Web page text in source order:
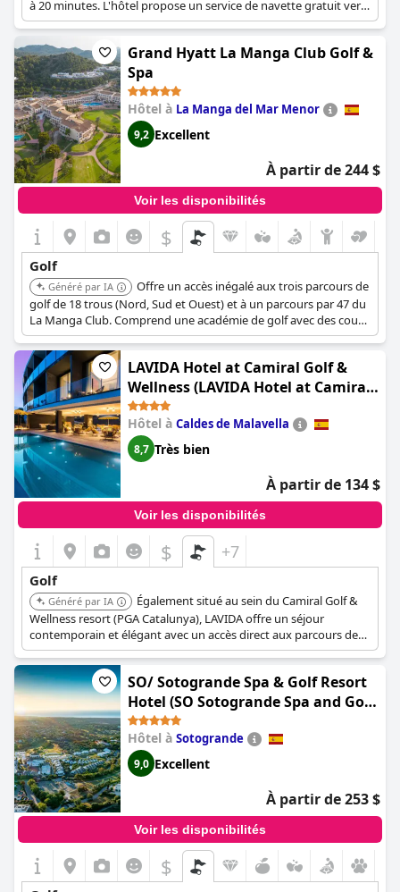
à 20 minutes. L'hôtel propose un service de navette gratuit vers
le parcours de golf, ainsi qu'un Pro Shop, un practice et un
putting green.
Grand Hyatt La Manga Club Golf &
Spa
Hôtel à La Manga del Mar Menor
9,2 Excellent
À partir de 244 $
Voir les disponibilités
$
Golf
Généré par IA
Offre un accès inégalé aux trois parcours de
golf de 18 trous (Nord, Sud et Ouest) et à un parcours par 47 du
La Manga Club. Comprend une académie de golf avec des cours
collectifs et privés, ce qui le rend idéal pour tous les niveaux. Le
complexe propose également des hébergements luxueux et
diverses options de restauration.LAVIDA Hotel at Camiral Golf &
Wellness (LAVIDA Hotel at Camiral,
a Quinta do Lago Resort)
Hôtel à Caldes de Malavella
8,7 Très bien
À partir de 134 $
Voir les disponibilités
$ +7
Golf
Généré par IA
Également situé au sein du Camiral Golf &
Wellness resort (PGA Catalunya), LAVIDA offre un séjour
contemporain et élégant avec un accès direct aux parcours de
golf réputés. Les clients peuvent profiter d'équipements
modernes et d'un accent sur la vie active, améliorant ainsi leur
expérience de golf.SO/ Sotogrande Spa & Golf Resort
Hotel (SO Sotogrande Spa and Golf
Resort Hotel Costa del Sol)
Hôtel à Sotogrande
9,0 Excellent
À partir de 253 $
Voir les disponibilités
$